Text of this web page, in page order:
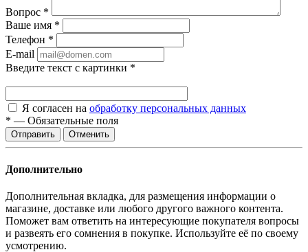
Вопрос *
Ваше имя *
Телефон *
E-mail
Введите текст с картинки *
Я согласен на обработку персональных данных
* — Обязательные поля
Отменить
Дополнительно
Дополнительная вкладка, для размещения информации о
магазине, доставке или любого другого важного контента.
Поможет вам ответить на интересующие покупателя вопросы
и развеять его сомнения в покупке. Используйте её по своему
усмотрению.